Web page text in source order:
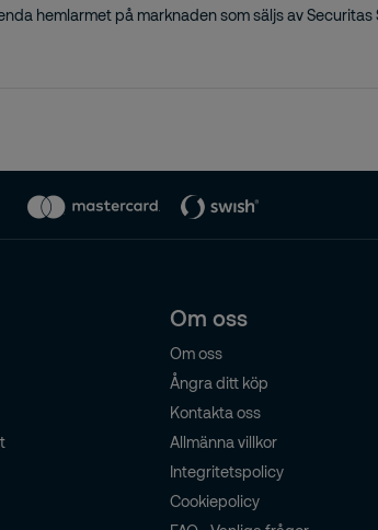
hemlarmet på marknaden som säljs av Securitas
Om oss
Om oss
Ångra ditt köp
Kontakta oss
Allmänna villkor
Integritetspolicy
Cookiepolicy